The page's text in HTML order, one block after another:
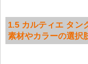
1.5 カルティエ タン
素材やカラーの選択